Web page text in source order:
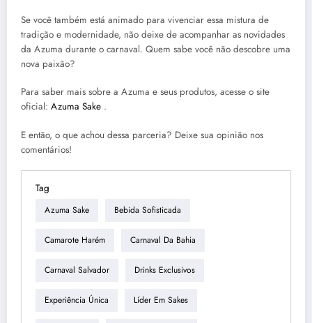
Se você também está animado para vivenciar essa mistura de
tradição e modernidade, não deixe de acompanhar as novidades
da Azuma durante o carnaval. Quem sabe você não descobre uma
nova paixão?
Para saber mais sobre a Azuma e seus produtos, acesse o site
oficial: Azuma Sake .
E então, o que achou dessa parceria? Deixe sua opinião nos
comentários!
Tag
Azuma Sake Bebida Sofisticada
Camarote Harém Carnaval Da Bahia
Carnaval Salvador Drinks Exclusivos
Experiência Única Líder Em Sakes